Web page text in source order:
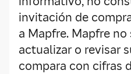
invitación de
a Mapfre. Mapfre
actualizar o revisar
compara con cifras